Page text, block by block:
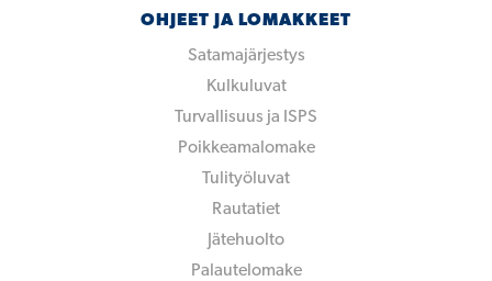
OHJEET JA LOMAKKEET
Satamajärjestys
Kulkuluvat
Turvallisuus ja ISPS
Poikkeamalomake
Tulityöluvat
Rautatiet
Jätehuolto
Palautelomake